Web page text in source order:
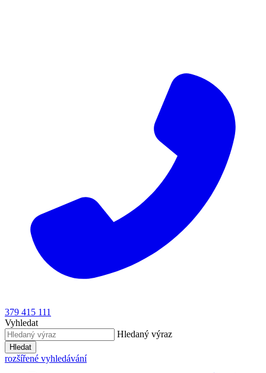
379 415 111
Vyhledat
Hledaný výraz
Hledat
rozšířené vyhledávání